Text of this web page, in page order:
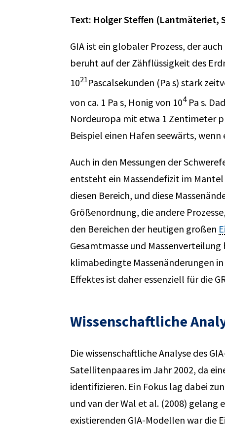
Text: Holger Steffen (Lantmäteriet,
GIA ist ein globaler Prozess, der
beruht auf der Zähflüssigkeit des
1021Pascalsekunden (Pa s) stark
von ca. 1 Pa s, Honig von 104Pa s.
Nordeuropa mit etwa 1 Zentimeter
Beispiel einen Hafen seewärts,
Auch in den Messungen der
entsteht ein Massendefizit im
diesen Bereich, und diese
Größenordnung, die andere
den Bereichen der heutigen großen
Gesamtmasse und
klimabedingte Massenänderungen
Effektes ist daher essenziell für die
Wissenschaftliche
Die wissenschaftliche Analyse des
Satellitenpaares im Jahr 2002, da
identifizieren. Ein Fokus lag dabei
und van der Wal et al. (2008) gelang
existierenden GIA-Modellen war die